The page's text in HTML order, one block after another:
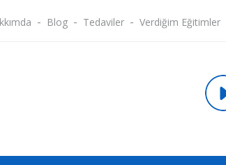
Blog Tedaviler Verdiğim Eğitimler